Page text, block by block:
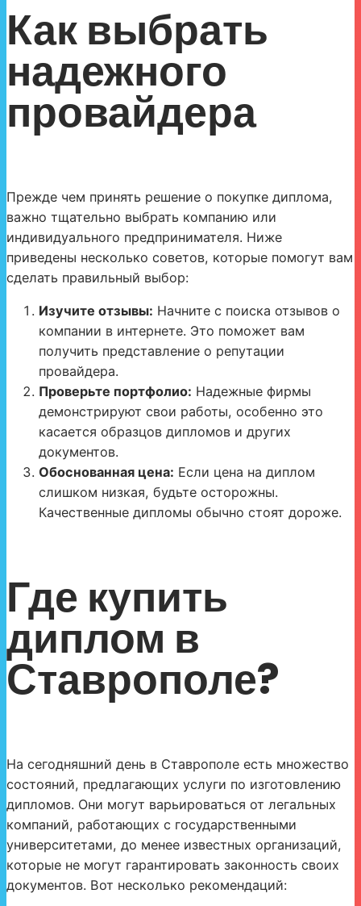
Как выбрать
надежного
провайдера
Прежде чем принять решение о покупке диплома,
важно тщательно выбрать компанию или
индивидуального предпринимателя. Ниже
приведены несколько советов, которые помогут вам
сделать правильный выбор:
Изучите отзывы: Начните с поиска отзывов о
компании в интернете. Это поможет вам
получить представление о репутации
провайдера.
Проверьте портфолио: Надежные фирмы
демонстрируют свои работы, особенно это
касается образцов дипломов и других
документов.
Обоснованная цена: Если цена на диплом
слишком низкая, будьте осторожны.
Качественные дипломы обычно стоят дороже.
Где купить
диплом в
Ставрополе?
На сегодняшний день в Ставрополе есть множество
состояний, предлагающих услуги по изготовлению
дипломов. Они могут варьироваться от легальных
компаний, работающих с государственными
университетами, до менее известных организаций,
которые не могут гарантировать законность своих
документов. Вот несколько рекомендаций: